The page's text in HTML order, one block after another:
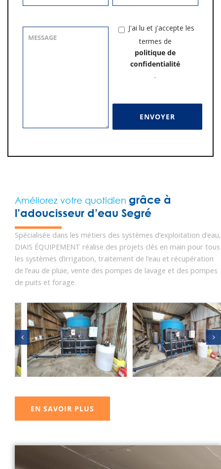
J'ai lu et j'accepte les
termes de
politique de
confidentialité
.
Améliorez votre quotidien grâce à
l’adoucisseur d’eau Segré
Spécialisée dans les métiers des systèmes d’exploitation d’eau,
DIAIS ÉQUIPEMENT réalise des projets clés en main pour tous
les systèmes d’irrigation, traitement de l’eau et récupération
de l’eau de pluie, vente des pompes de lavage et des pompes
de puits et forage.
EN SAVOIR PLUS